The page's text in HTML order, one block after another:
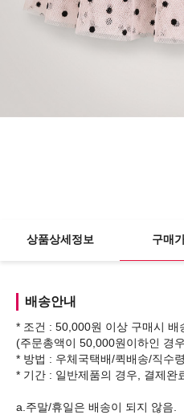
상품상세정보 구매
배송안내
* 조건 : 50,000원 이상 구매시 배
(주문총액이 50,000원이하인 경
* 방법 : 우체국택배/퀵배송/직수령
* 기간 : 일반제품의 경우, 결제완
a.주말/휴일은 배송이 되지 않음.